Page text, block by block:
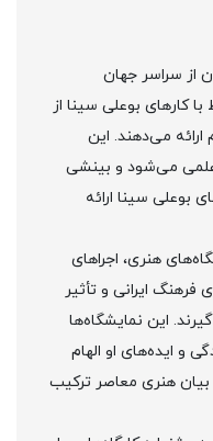
از سراسر جهان
کارهای بوعلی سینا از
می‌دهند. این
علمی می‌شود و بینشی
بوعلی سینا ارائه
هنری، اجراهای
ایرانی و تأثیر
این نمایشگاه‌ها
و ایده‌های او الهام
بیان هنری معاصر ترکیب